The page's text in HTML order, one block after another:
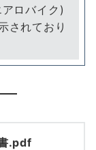
ロバイク)
されており
.pdf